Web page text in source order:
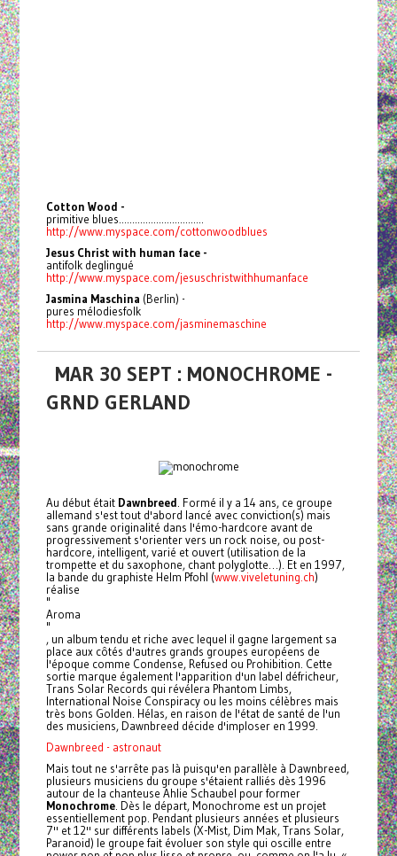
Cotton Wood -
primitive blues................................
http://www.myspace.com/cottonwoodblues
Jesus Christ with human face -
antifolk deglingué
http://www.myspace.com/jesuschristwithhumanface
Jasmina Maschina (Berlin) -
pures mélodiesfolk
http://www.myspace.com/jasminemaschine
MAR 30 SEPT : MONOCHROME -
GRND GERLAND
Au début était Dawnbreed . Formé il y a 14 ans, ce groupe
allemand s'est tout d'abord lancé avec conviction(s) mais
sans grande originalité dans l'émo-hardcore avant de
progressivement s'orienter vers un rock noise, ou post-
hardcore, intelligent, varié et ouvert (utilisation de la
trompette et du saxophone, chant polyglotte…). Et en 1997,
la bande du graphiste Helm Pfohl (www.viveletuning.ch)
réalise
"
Aroma
"
, un album tendu et riche avec lequel il gagne largement sa
place aux côtés d'autres grands groupes européens de
l'époque comme Condense, Refused ou Prohibition. Cette
sortie marque également l'apparition d'un label défricheur,
Trans Solar Records qui révélera Phantom Limbs,
International Noise Conspiracy ou les moins célèbres mais
très bons Golden. Hélas, en raison de l'état de santé de l'un
des musiciens, Dawnbreed décide d'imploser en 1999.
Dawnbreed - astronaut
Mais tout ne s'arrête pas là puisqu'en parallèle à Dawnbreed,
plusieurs musiciens du groupe s'étaient ralliés dès 1996
autour de la chanteuse Ahlie Schaubel pour former
Monochrome. Dès le départ, Monochrome est un projet
essentiellement pop. Pendant plusieurs années et plusieurs
7'' et 12'' sur différents labels (X-Mist, Dim Mak, Trans Solar,
Paranoid) le groupe fait évoluer son style qui oscille entre